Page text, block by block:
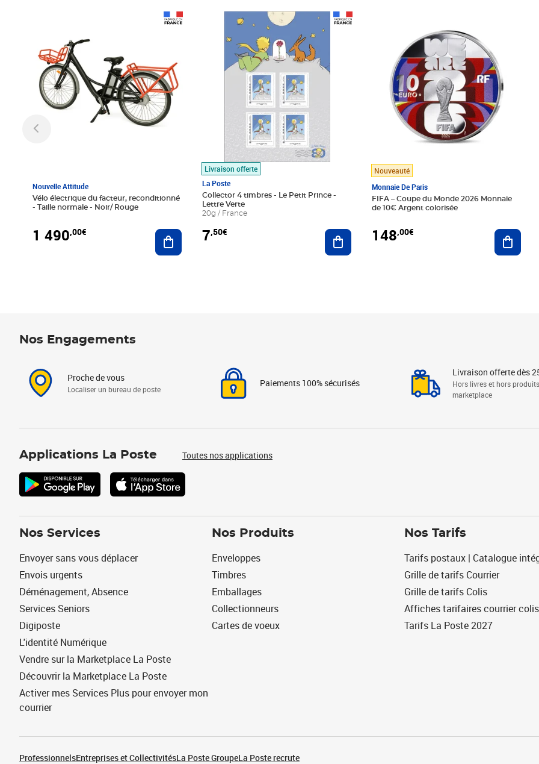
Nouvelle Attitude
Vélo électrique du facteur, reconditionné
- Taille normale - Noir/ Rouge
1 490,00€ Ajouter au panier
Livraison offerte
La Poste
Collector 4 timbres - Le Petit Prince -
Lettre Verte
20g / France
7,50€
Prix 7,50€
Ajouter au panier
Nouveauté
Monnaie De Paris
FIFA – Coupe du Monde 2026 Monnaie
de 10€ Argent colorisée
148,00€
Nos Engagements
Proche de vous
Localiser un bureau de poste
Paiements 100% sécurisés
Livraison offerte dès
Hors livres et hors produits
marketplace
Applications La Poste Toutes nos applications
Nos Services
Envoyer sans vous déplacer
Envois urgents
Déménagement, Absence
Services Seniors
Digiposte
L'identité Numérique
Vendre sur la Marketplace La Poste
Découvrir la Marketplace La Poste
Activer mes Services Plus pour envoyer mon
courrier
Nos Produits
Enveloppes
Timbres
Emballages
Collectionneurs
Cartes de voeux
Nos Tarifs
Tarifs postaux | Catalogue
Grille de tarifs Courrier
Grille de tarifs Colis
Affiches tarifaires courrier colis
Tarifs La Poste 2027
ProfessionnelsEntreprises et CollectivitésLa Poste GroupeLa Poste recrute